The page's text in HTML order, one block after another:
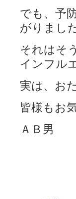
でも、予
がりまし
それはそ
インフル
実は、お
皆様もお
ＡＢ男